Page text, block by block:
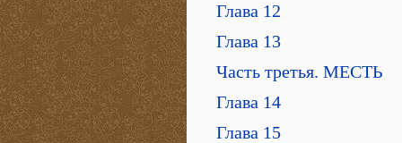
Глава 12
Глава 13
Часть третья. МЕСТЬ
Глава 14
Глава 15